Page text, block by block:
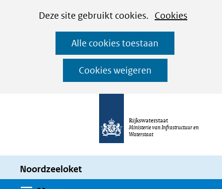
CookiesDeze site gebruikt cookies. Cookies
worden
toegestaan
Alle cookies toestaan
Cookies weigeren
Ga
naar
de
inhoud
Rijkswaterstaat
Ministerie van Infrastructuur en
Waterstaat
Noordzeeloket